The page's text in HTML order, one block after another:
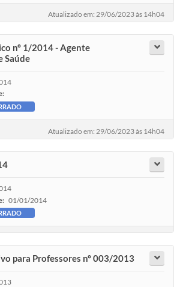
Atualizado em: 29/06/2023 às 14h04
nº 1/2014 - Agente
Saúde
Atualizado em: 29/06/2023 às 14h04
01/01/2014
para Professores nº 003/2013